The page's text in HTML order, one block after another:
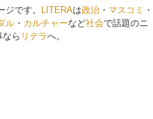
です。 LITERAは政治 ・ マスコミ ・
ル ・ カルチャーなど社会で話題のニ
なら リテラへ。